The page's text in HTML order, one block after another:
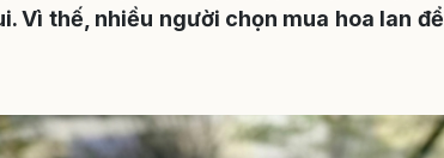
Vì thế, nhiều người chọn mua hoa lan để